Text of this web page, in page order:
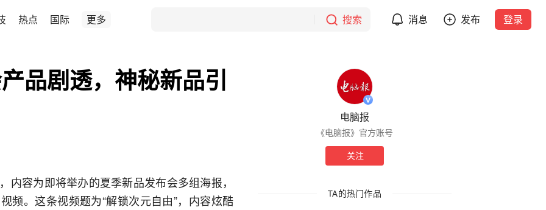
热点 国际 更多 搜索 消息 发布 登录
品剧透，神秘新品引
内容为即将举办的夏季新品发布会多组海报，
频。这条视频题为“解锁次元自由”，内容炫酷
电脑报
《电脑报》官方账号
关注
TA的热门作品